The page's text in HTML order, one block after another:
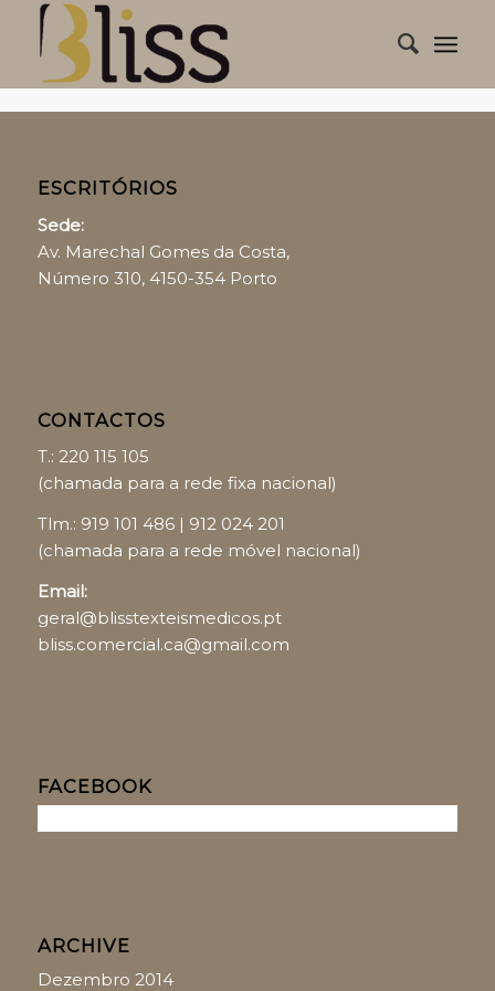
ESCRITÓRIOS
Sede:
Av. Marechal Gomes da Costa,
Número 310, 4150-354 Porto
CONTACTOS
T.: 220 115 105
(chamada para a rede fixa nacional)
Tlm.: 919 101 486| 912 024 201
(chamada para a rede móvel nacional)
Email:
geral@blisstexteismedicos.pt
bliss.comercial.ca@gmail.com
FACEBOOK
ARCHIVE
Dezembro 2014